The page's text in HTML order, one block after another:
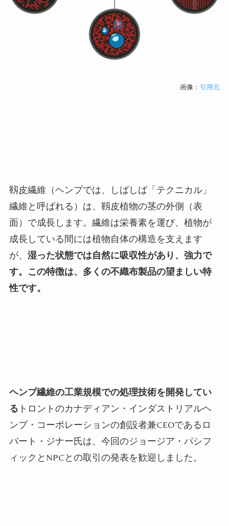
画像： 引用元
靱皮繊維（ヘンプでは、しばしば「テクニカル」
繊維と呼ばれる）は、靱皮植物の茎の外側（表
面）で成長します。繊維は栄養素を運び、植物が
成長している間には植物自体の構造を支えます
が、 湿った状態では自然に吸収性があり、強力で
す。この特徴は、多くの不織布製品の望ましい特
性です。
ヘンプ繊維の工業規模での処理技術を開発してい
る トロントのカナディアン・インダストリアルヘ
ンプ・コーポレーションの創設者兼CEOであるロ
バート・ジナー氏は、今回のジョージア・パシフ
ィックと NPCとの取引の発表を歓迎しました。